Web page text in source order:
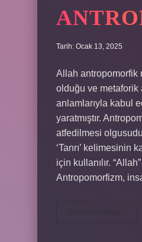
Tarih: Ocak 13, 2025
Allah antropomorfik
olduğu ve metaforik
anlamlarıyla kabul
yaratmıştır.
atfedilmesi
‘Tanrı’ kelimesinin
için kullanılır.
Antropomorfizm,